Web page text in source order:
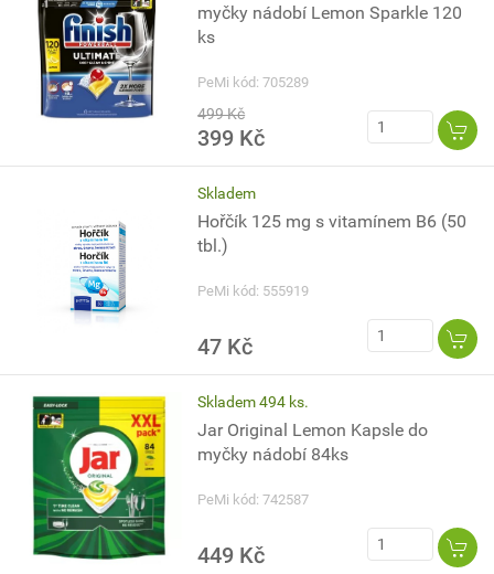
myčky nádobí Lemon Sparkle 120
ks
PeMi kód: 705289
499 Kč
399 Kč
Skladem
Hořčík 125 mg s vitamínem B6 (50
tbl.)
PeMi kód: 555919
47 Kč
Skladem 494 ks.
Jar Original Lemon Kapsle do
myčky nádobí 84ks
PeMi kód: 742587
449 Kč